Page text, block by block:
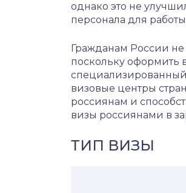
однако это не
персонала для
Гражданам России не
поскольку оформить
визовые центры
россиянам и
визы россиянами в
ТИП ВИЗЫ